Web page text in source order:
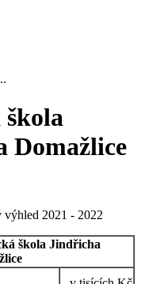
Domažlice
výhled 2021 - 2022
škola Jindřicha